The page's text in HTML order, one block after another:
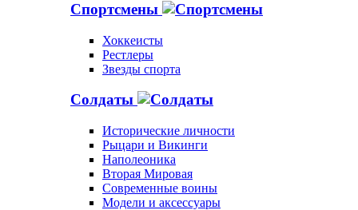
Спортсмены
Хоккеисты
Рестлеры
Звезды спорта
Солдаты
Исторические личности
Рыцари и Викинги
Наполеоника
Вторая Мировая
Современные воины
Модели и аксессуары